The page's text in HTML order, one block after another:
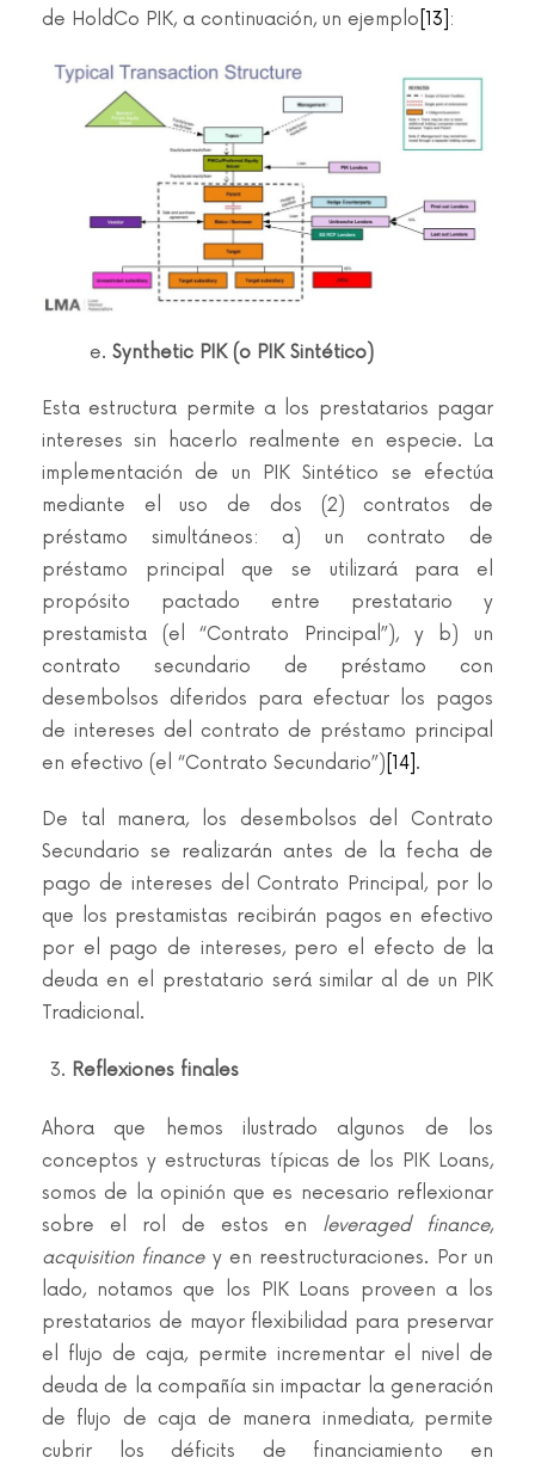
de HoldCo PIK, a continuación, un ejemplo [13] :
e. Synthetic PIK (o PIK Sintético)
Esta estructura permite a los prestatarios pagar
intereses sin hacerlo realmente en especie. La
implementación de un PIK Sintético se efectúa
mediante el uso de dos (2) contratos de
préstamo simultáneos: a) un contrato de
préstamo principal que se utilizará para el
propósito pactado entre prestatario y
prestamista (el “Contrato Principal”), y b) un
contrato secundario de préstamo con
desembolsos diferidos para efectuar los pagos
de intereses del contrato de préstamo principal
en efectivo (el “Contrato Secundario”) [14] .
De tal manera, los desembolsos del Contrato
Secundario se realizarán antes de la fecha de
pago de intereses del Contrato Principal, por lo
que los prestamistas recibirán pagos en efectivo
por el pago de intereses, pero el efecto de la
deuda en el prestatario será similar al de un PIK
Tradicional.
Reflexiones finales
Ahora que hemos ilustrado algunos de los
conceptos y estructuras típicas de los PIK Loans,
somos de la opinión que es necesario reflexionar
sobre el rol de estos en leveraged finance,
acquisition financey en reestructuraciones. Por un
lado, notamos que los PIK Loans proveen a los
prestatarios de mayor flexibilidad para preservar
el flujo de caja, permite incrementar el nivel de
deuda de la compañía sin impactar la generación
de flujo de caja de manera inmediata, permite
cubrir los déficits de financiamiento en